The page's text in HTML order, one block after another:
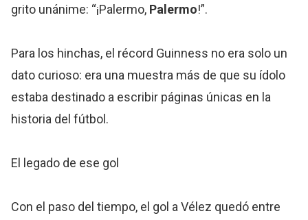
grito unánime: “¡Palermo, Palermo!”.
Para los hinchas, el récord Guinness no era solo un
dato curioso: era una muestra más de que su ídolo
estaba destinado a escribir páginas únicas en la
historia del fútbol.
El legado de ese gol
Con el paso del tiempo, el gol a Vélez quedó entre